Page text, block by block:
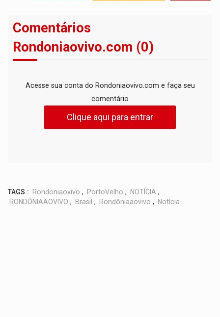
Comentários
Rondoniaovivo.com (0)
Acesse sua conta do Rondoniaovivo.com e faça seu
comentário
Clique aqui para entrar
TAGS : Rondoniaovivo , PortoVelho , NOTÍCIA ,
RONDÔNIAAOVIVO , Brasil , Rondôniaaovivo , Notícia